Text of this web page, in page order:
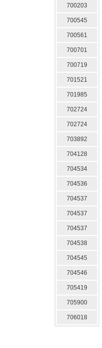
700203
700545
700561
700701
700719
701521
701985
702724
702724
703892
704128
704534
704536
704537
704537
704537
704538
704545
704546
705419
705900
706018